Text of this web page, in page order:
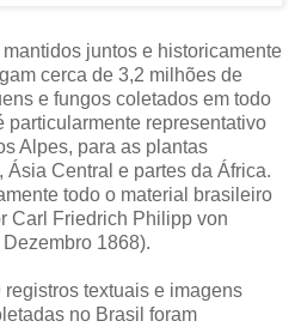
juntos e historicamente
cerca de 3,2 milhões de
e fungos coletados em todo
particularmente representativo
Alpes, para as plantas
Central e partes da África.
todo o material brasileiro
Carl Friedrich Philipp von
1868).
textuais e imagens
no Brasil foram